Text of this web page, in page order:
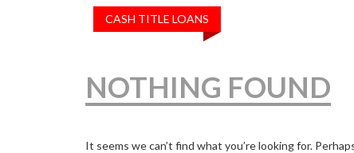
CASH TITLE LOANS
NOTHING FOUND
It seems we can’t find what you’re looking for.